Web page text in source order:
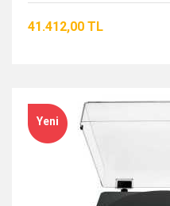
41.412,00 TL
Yeni